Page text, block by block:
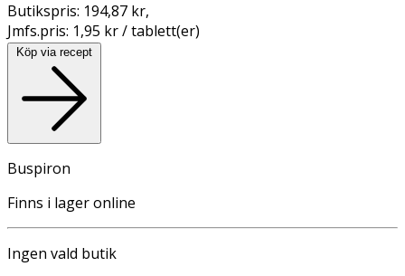
Butikspris: 194,87 kr,
Jmfs.pris: 1,95 kr / tablett(er)
Köp via recept
Buspiron
Finns i lager online
Ingen vald butik